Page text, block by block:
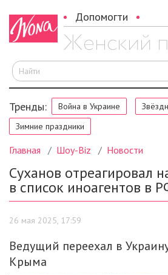
Допомогти
Тренды: Война в Украине
Зимние праздники
Главная Шоу-Biz Новости
Суханов отреагировал
в список иноагентов в
26 мая 2025, 17:59
Ведущий переехал в
Крыма